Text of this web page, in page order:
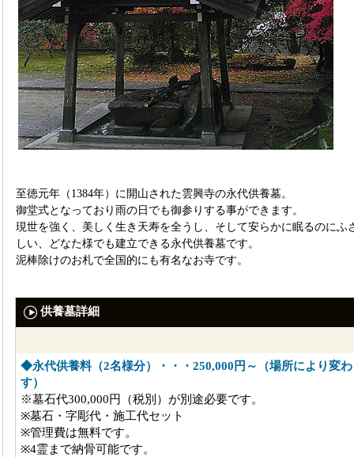
至徳元年（1384年）に開山された雲興寺の永代供養墓。
御堂式となっており雨の日でも御参りする事ができます。
現世を強く、美しく生き天寿を全うし、そして安らかに眠るのにふ
しい、どなた様でも建立できる永代供養墓です。
泥棒除けのお札で全国的にも有名なお寺です。
供養墓詳細
◆永代供養料（2名様分）・・・250,000円～（場所により変
す）
※墓石代300,000円（税別）が別途必要です。
※墓石・字彫代・施工代セット
※管理費は無料です。
※4霊まで納骨可能です。